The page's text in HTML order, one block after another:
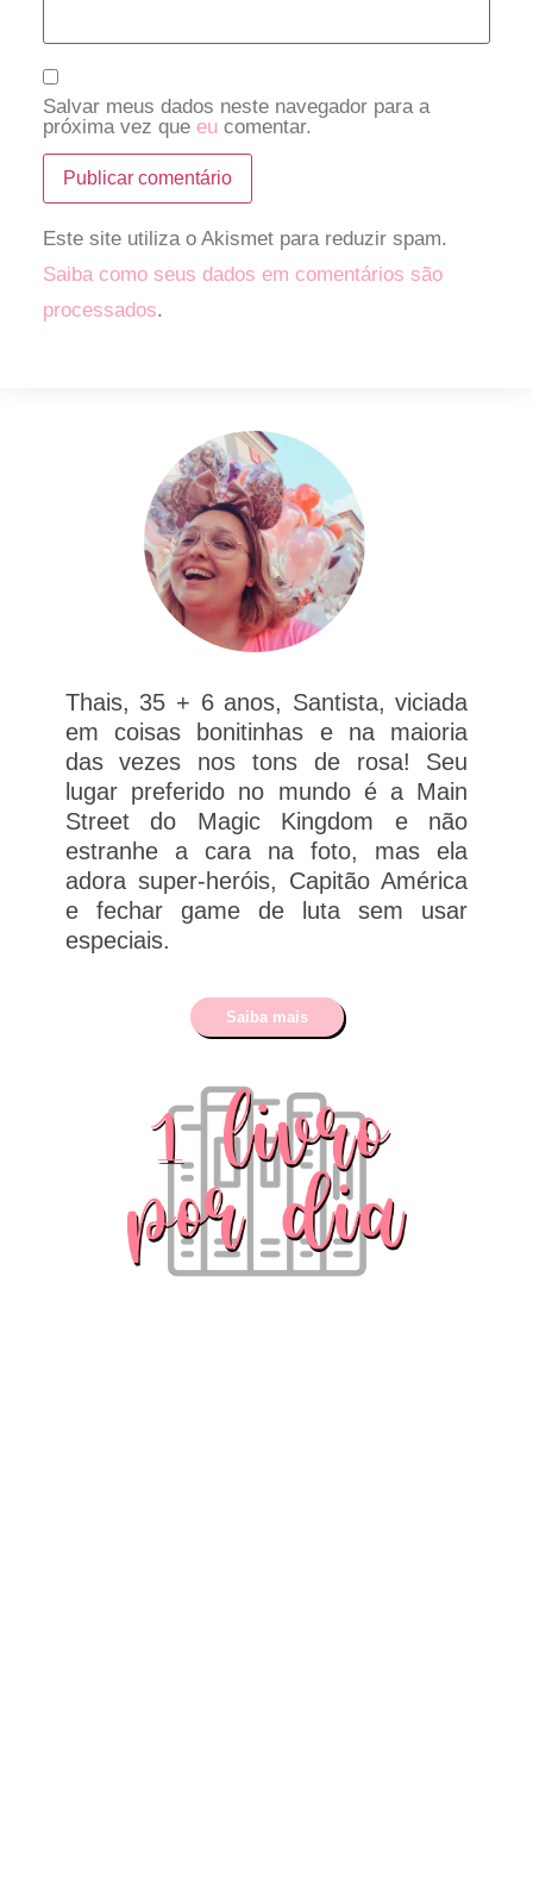
Salvar meus dados neste navegador para a
próxima vez que eucomentar.
Este site utiliza o Akismet para reduzir spam.
Saiba como seus dados em comentários são
processados.
Thais, 35 + 6 anos, Santista, viciada
em coisas bonitinhas e na maioria
das vezes nos tons de rosa! Seu
lugar preferido no mundo é a Main
Street do Magic Kingdom e não
estranhe a cara na foto, mas ela
adora super-heróis, Capitão América
e fechar game de luta sem usar
especiais.
Saiba mais